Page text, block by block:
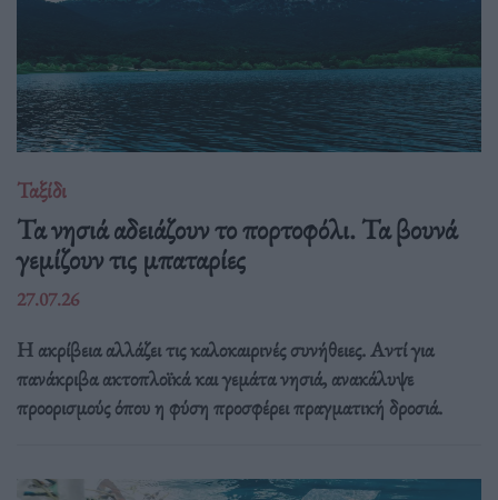
Ταξίδι
Τα νησιά αδειάζουν το πορτοφόλι. Τα βουνά
γεμίζουν τις μπαταρίες
27.07.26
Η ακρίβεια αλλάζει τις καλοκαιρινές συνήθειες. Αντί για
πανάκριβα ακτοπλοϊκά και γεμάτα νησιά, ανακάλυψε
προορισμούς όπου η φύση προσφέρει πραγματική δροσιά.